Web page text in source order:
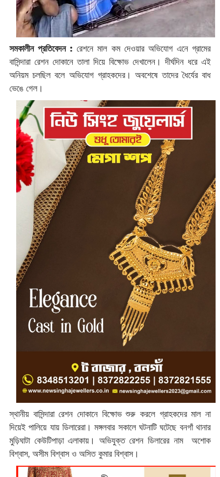
সমকালীন প্রতিবেদন : রেশনে মাল কম দেওয়ার অভিযোগ এনে গ্রামের
বাসিন্দারা রেশন দোকানে তালা দিয়ে বিক্ষোভ দেখালেন। দীর্ঘদিন ধরে এই
অনিয়ম চলছিল বলে অভিযোগ গ্রাহকদের। অবশেষে তাদের ধৈর্যের বাধ
ভেঙে গেল।
স্থানীয় বাসিন্দারা রেশন দোকানে বিক্ষোভ শুরু করলে গ্রাহকদের মাল না
দিয়েই পালিয়ে যায় ডিলারেরা। মঙ্গলবার সকালে ঘটনাটি ঘটেছে বনগাঁ থানার
মুড়িঘাটা কেউটিপাড়া এলাকায়। অভিযুক্ত রেশন ডিলারের নাম অশোক
বিশ্বাস, অসীম বিশ্বাস ও অসিত কুমার বিশ্বাস।